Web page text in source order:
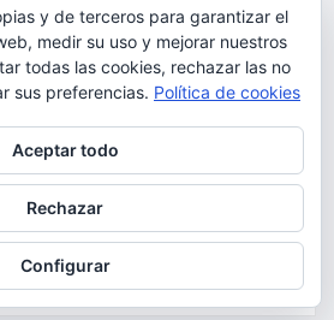
OCIO
la tradición del
en una de las
emblemáticas de
Ago 7, 2026
y de terceros para garantizar el
medir su uso y mejorar nuestros
todas las cookies, rechazar las no
sus preferencias. Política de cookies
Aceptar todo
Rechazar
Configurar
incluido cómo gestionar las cookies,